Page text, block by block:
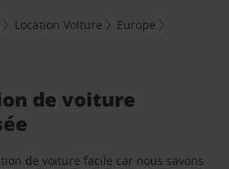
Location Voiture
Europe
de voiture
de voiture facile car nous savons